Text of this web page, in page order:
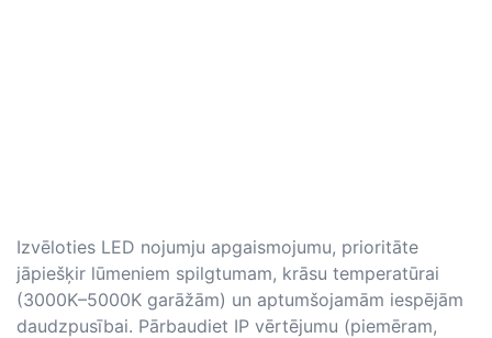
Izvēloties LED nojumju apgaismojumu, prioritāte
jāpiešķir lūmeniem spilgtumam, krāsu temperatūrai
(3000K–5000K garāžām) un aptumšojamām iespējām
daudzpusībai. Pārbaudiet IP vērtējumu (piemēram,